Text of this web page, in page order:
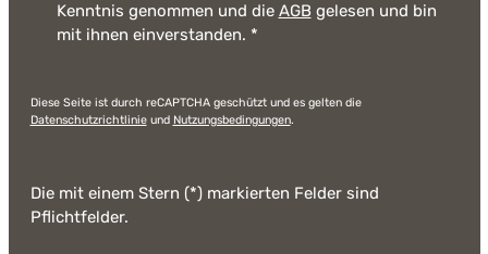
Kenntnis genommen und die AGB gelesen und bin
mit ihnen einverstanden. *
Diese Seite ist durch reCAPTCHA geschützt und es gelten die
Datenschutzrichtlinieund Nutzungsbedingungen.
Die mit einem Stern (*) markierten Felder sind
Pflichtfelder.